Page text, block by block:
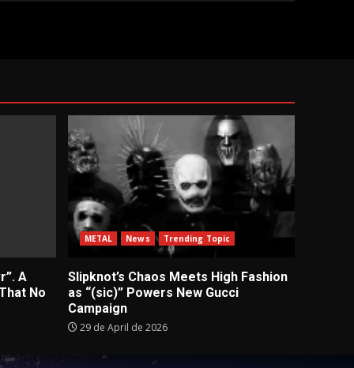
A
No
METAL News Trending Topic
Slipknot’s Chaos Meets High Fashion
as “(sic)” Powers New Gucci
Campaign
29 de April de 2026